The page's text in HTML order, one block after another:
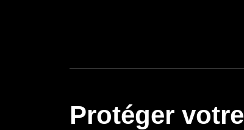
Protéger votre